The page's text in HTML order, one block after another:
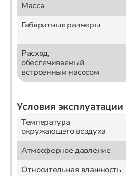
Масса
Габаритные размеры
Расход,
обеспечиваемый
встроенным насосом
Условия эксплуатации
Температура
окружающего воздуха
Атмосферное давление
Относительная влажность